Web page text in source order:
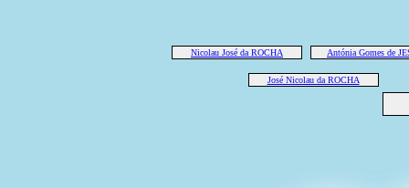
Nicolau José da ROCHA Antónia Gomes de
José Nicolau da ROCHA